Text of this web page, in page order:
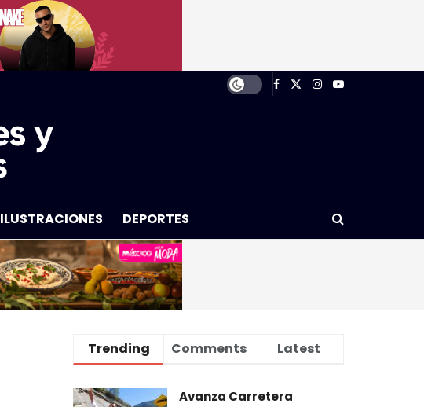
ILUSTRACIONES DEPORTES
Trending Comments Latest
Avanza Carretera